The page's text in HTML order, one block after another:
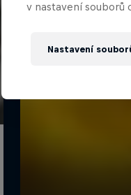
v nastavení souborů
Nastavení